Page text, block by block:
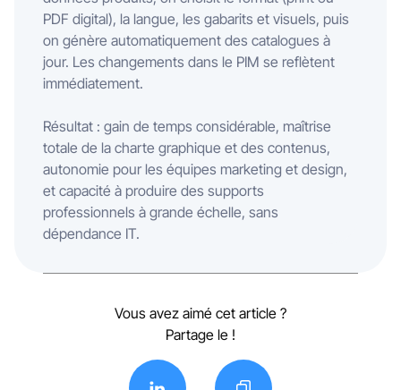
PDF digital), la langue, les gabarits et visuels, puis
on génère automatiquement des catalogues à
jour. Les changements dans le PIM se reflètent
immédiatement.
Résultat : gain de temps considérable, maîtrise
totale de la charte graphique et des contenus,
autonomie pour les équipes marketing et design,
et capacité à produire des supports
professionnels à grande échelle, sans
dépendance IT.
Vous avez aimé cet article ?
Partage le !